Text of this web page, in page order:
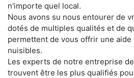
n'importe quel local.
Nous avons su nous entourer de
dotés de multiples qualités et de
permettent de vous offrir une
nuisibles.
Les experts de notre entreprise
trouvent être les plus qualifiés